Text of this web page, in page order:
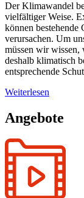
Der Klimawandel
vielfältiger Weise.
können bestehende
verursachen. Um
müssen wir wissen,
deshalb klimatisch
entsprechende
Weiterlesen
Angebote